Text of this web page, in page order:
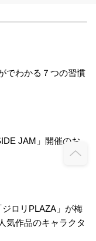
でわかる７つの習慣
JAM」開催のお
ロリPLAZA」が梅
気作品のキャラクタ